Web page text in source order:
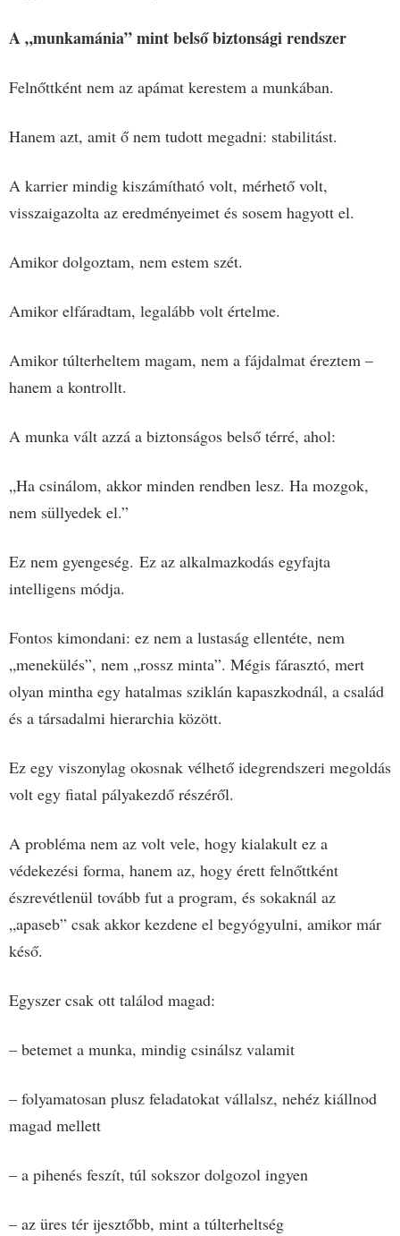
A „munkamánia” mint belső biztonsági rendszer
Felnőttként nem az apámat kerestem a munkában.
Hanem azt, amit ő nem tudott megadni: stabilitást.
A karrier mindig kiszámítható volt, mérhető volt,
visszaigazolta az eredményeimet és sosem hagyott el.
Amikor dolgoztam, nem estem szét.
Amikor elfáradtam, legalább volt értelme.
Amikor túlterheltem magam, nem a fájdalmat éreztem –
hanem a kontrollt.
A munka vált azzá a biztonságos belső térré, ahol:
„Ha csinálom, akkor minden rendben lesz. Ha mozgok,
nem süllyedek el.”
Ez nem gyengeség. Ez az alkalmazkodás egyfajta
intelligens módja.
Fontos kimondani: ez nem a lustaság ellentéte, nem
„menekülés”, nem „rossz minta”. Mégis fárasztó, mert
olyan mintha egy hatalmas sziklán kapaszkodnál, a család
és a társadalmi hierarchia között.
Ez egy viszonylag okosnak vélhető idegrendszeri megoldás
volt egy fiatal pályakezdő részéről.
A probléma nem az volt vele, hogy kialakult ez a
védekezési forma, hanem az, hogy érett felnőttként
észrevétlenül tovább fut a program, és sokaknál az
„apaseb” csak akkor kezdene el begyógyulni, amikor már
késő.
Egyszer csak ott találod magad:
– betemet a munka, mindig csinálsz valamit
– folyamatosan plusz feladatokat vállalsz, nehéz kiállnod
magad mellett
– a pihenés feszít, túl sokszor dolgozol ingyen
– az üres tér ijesztőbb, mint a túlterheltség